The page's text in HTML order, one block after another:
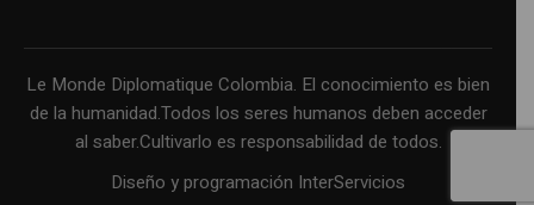
Le Monde Diplomatique Colombia. El conocimiento es bien
de la humanidad.Todos los seres humanos deben acceder
al saber.Cultivarlo es responsabilidad de todos.
Diseño y programación InterServicios